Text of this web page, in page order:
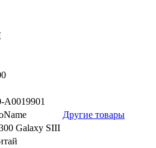
А0019901
Другие товары
Galaxy SIII